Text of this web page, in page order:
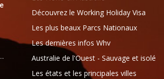
Découvrez le Working Holiday Visa
Les plus beaux Parcs Nationaux
Les dernières infos Whv
Australie de l'Ouest - Sauvage et isolé
Les états et les principales villes